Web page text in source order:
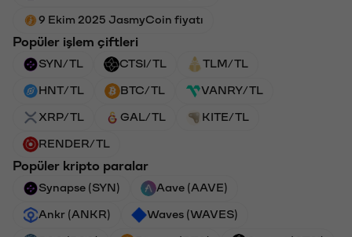
9 Ekim 2025 JasmyCoin fiyatı
Popüler işlem çiftleri
SYN/TL CTSI/TL TLM/TL
HNT/TL BTC/TL VANRY/TL
XRP/TL GAL/TL KITE/TL
RENDER/TL
Popüler kripto paralar
Synapse (SYN) Aave (AAVE)
Ankr (ANKR) Waves (WAVES)